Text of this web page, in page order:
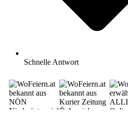
Schnelle Antwort